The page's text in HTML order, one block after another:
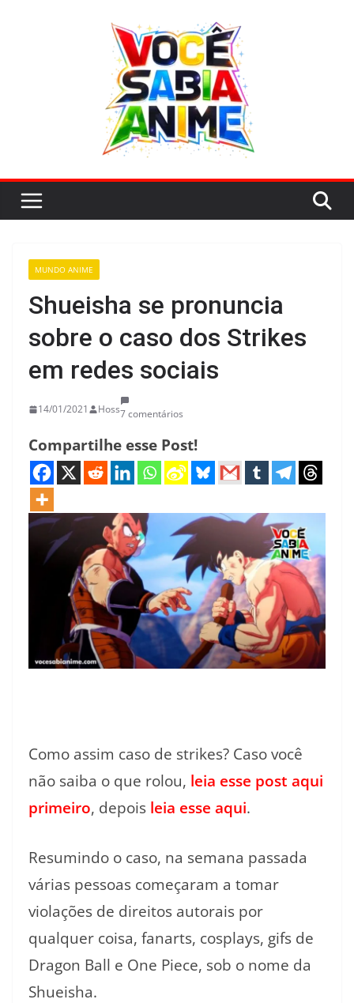
MUNDO ANIME
Shueisha se pronuncia
sobre o caso dos Strikes
em redes sociais
14/01/2021 Hoss7 comentários
Compartilhe esse Post!
Como assim caso de strikes? Caso você
não saiba o que rolou, leia esse post aqui
primeiro, depois leia esse aqui.
Resumindo o caso, na semana passada
várias pessoas começaram a tomar
violações de direitos autorais por
qualquer coisa, fanarts, cosplays, gifs de
Dragon Ball e One Piece, sob o nome da
Shueisha.